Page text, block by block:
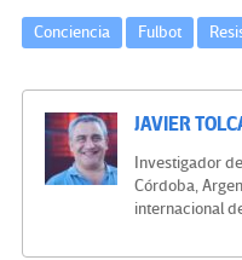
Conciencia Fulbot
JAVIER
Investigador
Córdoba,
internacional